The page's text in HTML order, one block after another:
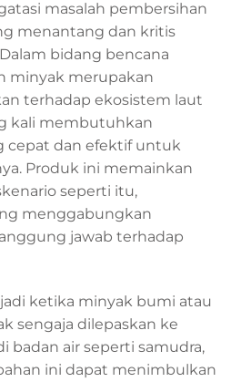
masalah pembersihan
menantang dan kritis
bidang bencana
minyak merupakan
terhadap ekosistem laut
kali membutuhkan
cepat dan efektif untuk
Produk ini memainkan
seperti itu,
menggabungkan
jawab terhadap
ketika minyak bumi atau
sengaja dilepaskan ke
badan air seperti samudra,
ini dapat menimbulkan